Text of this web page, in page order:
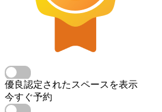
優良認定されたスペースを表示
今すぐ予約